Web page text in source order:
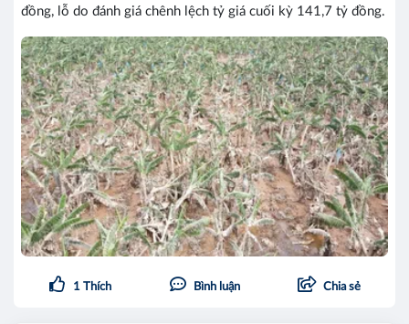
đồng, lỗ do đánh giá chênh lệch tỷ giá cuối kỳ 141,7 tỷ đồng.
1 Thích Bình luận Chia sẻ